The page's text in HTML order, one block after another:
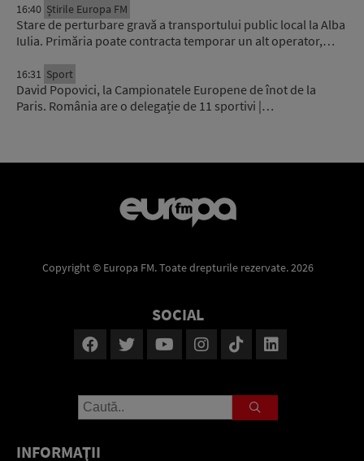
16:40 Știrile Europa FM
Stare de perturbare gravă a transportului public local la Alba
Iulia. Primăria poate contracta temporar un alt operator,…
16:31 Sport
David Popovici, la Campionatele Europene de înot de la
Paris. România are o delegație de 11 sportivi |…
Copyright © Europa FM. Toate drepturile rezervate. 2026
SOCIAL
INFORMAŢII